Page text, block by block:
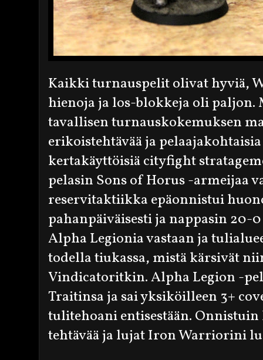
Kaikki turnauspelit olivat hyviä,
hienoja ja los-blokkeja oli paljon.
tavallisen turnauskokemuksen
erikoistehtävää ja
kertakäyttöisiä cityfight
pelasin Sons of Horus -armeijaa
reservitaktiikka epäonnistui
pahanpäiväisesti ja nappasin 20-
Alpha Legionia vastaan ja
todella tiukassa, mistä kärsivät
Vindicatoritkin. Alpha Legion -
Traitinsa ja sai yksiköilleen 3+
tulitehoani entisestään.
tehtävää ja lujat Iron Warriorini